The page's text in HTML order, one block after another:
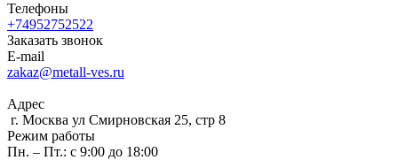
Телефоны
+74952752522
Заказать звонок
E-mail
zakaz@metall-ves.ru
Адрес
г. Москва ул Смирновская 25, стр 8
Режим работы
Пн. – Пт.: с 9:00 до 18:00